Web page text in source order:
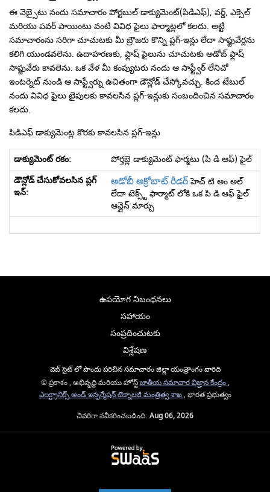
ఈ వెబ్సైటు నందు సమాచారం పోర్టబుల్ డాక్యుమెంట్(పిడిఎఫ్), వర్డ్, ఎక్సెల్
మరియు పవర్ పాయింటు వంటి వివిధ ఫైలు ఫార్మాట్లలో కలదు. అట్టి
సమాచారంను సరిగా చూచుటకు మీ బ్రౌజరు కొన్ని ప్లగ్-ఇన్లు లేదా సాఫ్టువేర్లను
కలిగి యుండవలెను. ఉదాహరణకు, ఫ్లాష్ ఫైలును చూచుటకు అడోబ్ ఫ్లాష్
సాఫ్టువేరు కావలెను. ఒక వేళ మీ కంప్యుటరు నందు ఆ సాఫ్ట్వేర్ లేనిచో
ఇంటర్నెట్ నుండి ఆ సాఫ్ట్వేర్ను ఉచితంగా డౌన్లోడ్ చేస్కోవచ్చు. కింద టేబుల్
నందు వివిధ ఫైలు టైపులకు కావలసిన ప్లగ్-ఇన్లుకు సంబందించిన సమాచారం
కలదు.
పిడిఎఫ్ డాక్యుమెంట్ల కొరకు కావలసిన ప్లగ్-ఇన్లు
పోర్తబ్లె డాక్యుమెంట్ ఫార్మటు (పి డి ఆఫ్) ఫైల్
అడోబీ అక్రోబాట్ రీడర్హెచ్ టి అం అల్
లేదా టెక్స్ట్ ఫార్మాట్ లోకి ఒక పి డి ఆఫ్ ఫైల్
ఆన్లైన్ మార్చు
ఉపయోగ నిబంధనలు
సహాయం
సంప్రదించుటకు
విశ్లేషణ
వెబ్ సైట్ లో పొందు పరిచిన సమాచారం జిల్లా యంత్రాంగం వారిది
© ప్రకాశం , అభివృద్ధి మరియు హోస్ట్జాతీయ సమాచార విజ్ఞాన కేంద్రం,
ఎలక్ట్రానిక్స్ అండ్ ఇన్ఫర్మేషన్ టెక్నాలజీ మంత్రిత్వ శాఖ, భారత ప్రభుత్వం
చివరిగా నవీకరించబడింది: Aug 06, 2026